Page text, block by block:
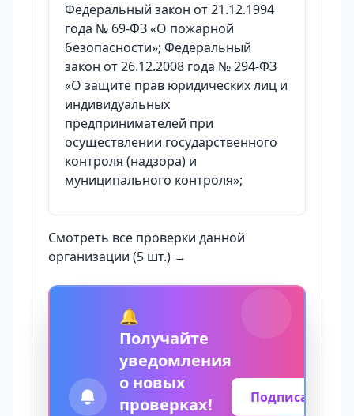
Федеральный закон от 21.12.1994
года № 69-ФЗ «О пожарной
безопасности»; Федеральный
закон от 26.12.2008 года № 294-ФЗ
«О защите прав юридических лиц и
индивидуальных
предпринимателей при
осуществлении государственного
контроля (надзора) и
муниципального контроля»;
Смотреть все проверки данной
организации (5 шт.) →
🔔
Получайте
уведомления
о новых
проверках!
Подписаться